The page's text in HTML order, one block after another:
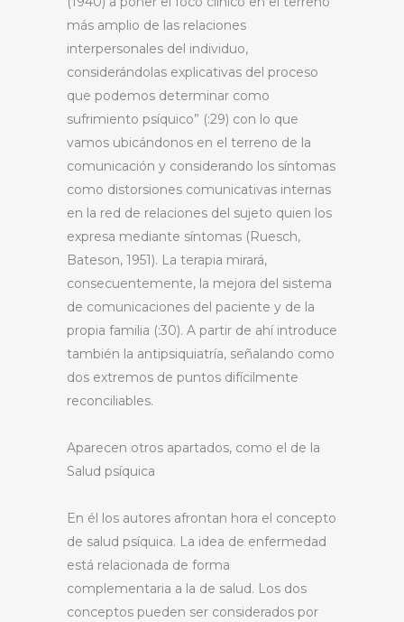
más amplio de las relaciones
interpersonales del individuo,
considerándolas explicativas del proceso
que podemos determinar como
sufrimiento psíquico” (:29) con lo que
vamos ubicándonos en el terreno de la
comunicación y considerando los síntomas
como distorsiones comunicativas internas
en la red de relaciones del sujeto quien los
expresa mediante síntomas (Ruesch,
Bateson, 1951). La terapia mirará,
consecuentemente, la mejora del sistema
de comunicaciones del paciente y de la
propia familia (:30). A partir de ahí introduce
también la antipsiquiatría, señalando como
dos extremos de puntos difícilmente
reconciliables.
Aparecen otros apartados, como el de la
Salud psíquica
En él los autores afrontan hora el concepto
de salud psíquica. La idea de enfermedad
está relacionada de forma
complementaria a la de salud. Los dos
conceptos pueden ser considerados por